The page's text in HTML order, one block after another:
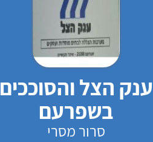
ענק הצל והסוככים
בשפרעם
סרור מסרי